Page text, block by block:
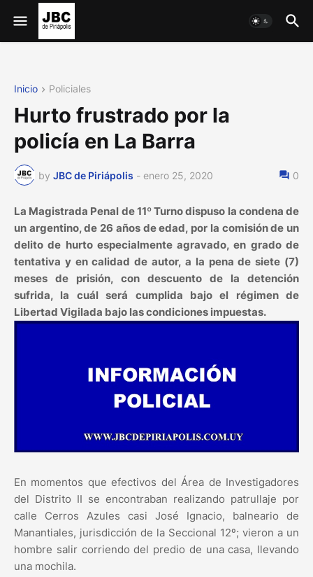
Inicio Policiales
Hurto frustrado por la
policía en La Barra
by JBC de Piriápolis - enero 25, 2020 0
La Magistrada Penal de 11º Turno dispuso la condena de
un argentino, de 26 años de edad, por la comisión de un
delito de hurto especialmente agravado, en grado de
tentativa y en calidad de autor, a la pena de siete (7)
meses de prisión, con descuento de la detención
sufrida, la cuál será cumplida bajo el régimen de
Libertad Vigilada bajo las condiciones impuestas.
En momentos que efectivos del Área de Investigadores
del Distrito II se encontraban realizando patrullaje por
calle Cerros Azules casi José Ignacio, balneario de
Manantiales, jurisdicción de la Seccional 12º; vieron a un
hombre salir corriendo del predio de una casa, llevando
una mochila.